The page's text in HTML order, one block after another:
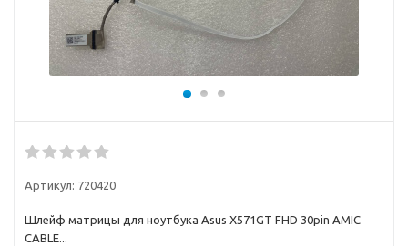
Артикул: 720420
Шлейф матрицы для ноутбука Asus X571GT FHD 30pin AMIC
CABLE...